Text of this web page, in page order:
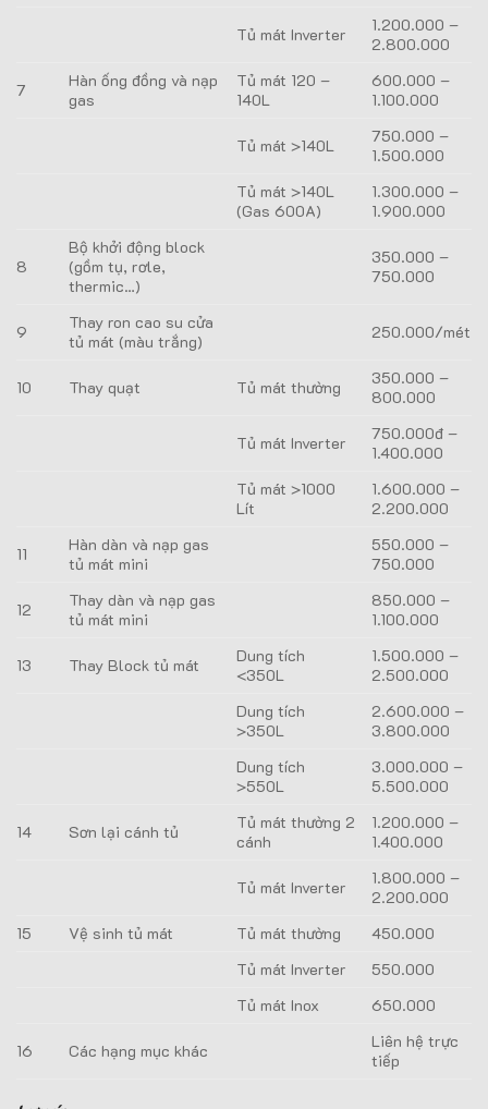
Tủ mát Inverter
1.200.000 –
2.800.000
7
Hàn ống đồng và nạp
gas
Tủ mát 120 –
140L
600.000 –
1.100.000
Tủ mát >140L
750.000 –
1.500.000
Tủ mát >140L
(Gas 600A)
1.300.000 –
1.900.000
8
Bộ khởi động block
(gồm tụ, rơle,
thermic…)
350.000 –
750.000
9
Thay ron cao su cửa
tủ mát (màu trắng)
250.000/mét
10 Thay quạt Tủ mát thường
350.000 –
800.000
Tủ mát Inverter
750.000đ –
1.400.000
Tủ mát >1000
Lít
1.600.000 –
2.200.000
11
Hàn dàn và nạp gas
tủ mát mini
550.000 –
750.000
12
Thay dàn và nạp gas
tủ mát mini
850.000 –
1.100.000
13 Thay Block tủ mát
Dung tích
<350L
1.500.000 –
2.500.000
Dung tích
>350L
2.600.000 –
3.800.000
Dung tích
>550L
3.000.000 –
5.500.000
14 Sơn lại cánh tủ
Tủ mát thường 2
cánh
1.200.000 –
1.400.000
Tủ mát Inverter
1.800.000 –
2.200.000
15
Vệ sinh tủ mát Tủ mát thường
450.000
Tủ mát Inverter
550.000
Tủ mát Inox
650.000
16 Các hạng mục khác
Liên hệ trực
tiếp